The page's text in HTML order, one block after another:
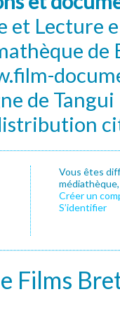
et Lecture
de
de
Vous êtes
Créer un
S’identifier
Films